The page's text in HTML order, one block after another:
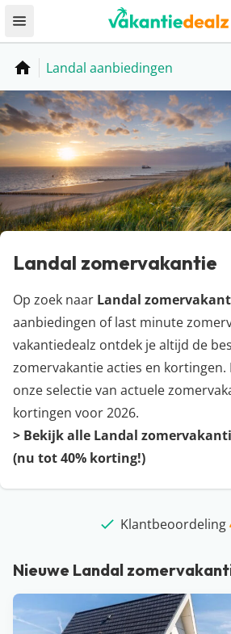
Open menu
Home
Landal aanbiedingen
Landal zomervakantie
Op zoek naar Landal
aanbiedingen of last minute
vakantiedealz ontdek je altijd de
zomervakantie acties en
onze selectie van actuele
kortingen voor 2026.
> Bekijk alle Landal
(nu tot 40% korting!)
10 jaar
Klantbeoordeling
Wij zoeken debeste
Nieuwe Landal